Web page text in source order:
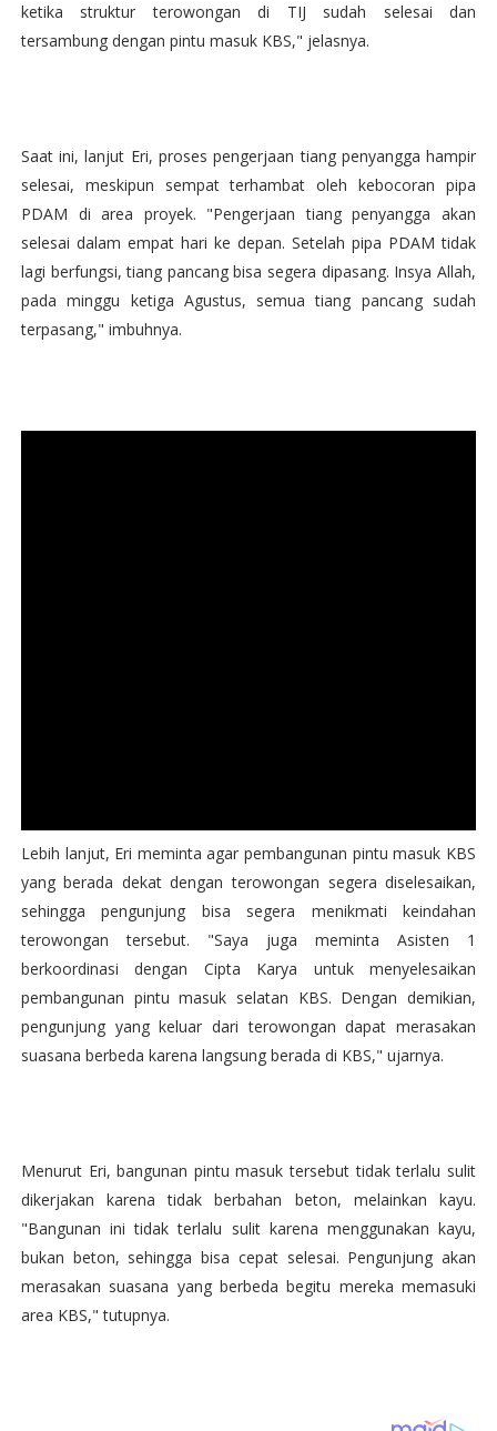
ketika struktur terowongan di TIJ sudah selesai dan
tersambung dengan pintu masuk KBS," jelasnya.
Saat ini, lanjut Eri, proses pengerjaan tiang penyangga hampir
selesai, meskipun sempat terhambat oleh kebocoran pipa
PDAM di area proyek. "Pengerjaan tiang penyangga akan
selesai dalam empat hari ke depan. Setelah pipa PDAM tidak
lagi berfungsi, tiang pancang bisa segera dipasang. Insya Allah,
pada minggu ketiga Agustus, semua tiang pancang sudah
terpasang," imbuhnya.
Lebih lanjut, Eri meminta agar pembangunan pintu masuk KBS
yang berada dekat dengan terowongan segera diselesaikan,
sehingga pengunjung bisa segera menikmati keindahan
terowongan tersebut. "Saya juga meminta Asisten 1
berkoordinasi dengan Cipta Karya untuk menyelesaikan
pembangunan pintu masuk selatan KBS. Dengan demikian,
pengunjung yang keluar dari terowongan dapat merasakan
suasana berbeda karena langsung berada di KBS," ujarnya.
Menurut Eri, bangunan pintu masuk tersebut tidak terlalu sulit
dikerjakan karena tidak berbahan beton, melainkan kayu.
"Bangunan ini tidak terlalu sulit karena menggunakan kayu,
bukan beton, sehingga bisa cepat selesai. Pengunjung akan
merasakan suasana yang berbeda begitu mereka memasuki
area KBS," tutupnya.